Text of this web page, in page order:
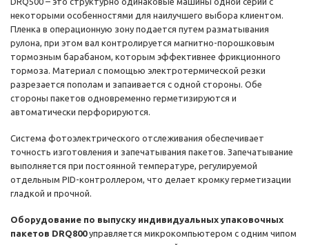
некоторыми особенностями для наилучшего выбора клиентом.
Пленка в операционную зону подается путем разматывания
рулона, при этом вал контролируется магнитно-порошковым
тормозным барабаном, которым эффективнее фрикционного
тормоза. Материал с помощью электротермической резки
разрезается пополам и запаивается с одной стороны. Обе
стороны пакетов одновременно герметизируются и
автоматически перфорируются.
Система фотоэлектрического отслеживания обеспечивает
точность изготовления и запечатывания пакетов. Запечатывание
выполняется при постоянной температуре, регулируемой
отдельным PID-контроллером, что делает кромку герметизации
гладкой и прочной.
Оборудование по выпуску индивидуальных упаковочных
пакетов DRQ800управляется микрокомпьютером с одним чипом